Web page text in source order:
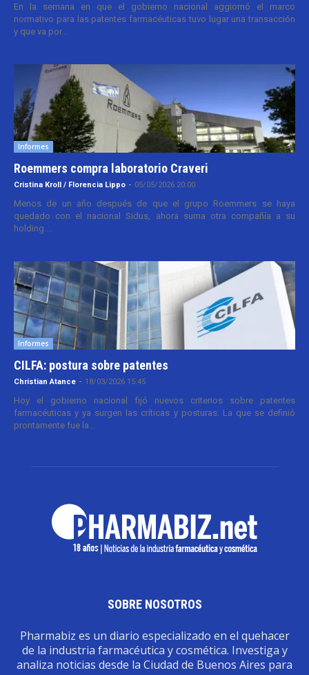
En la semana en que el gobierno nacional aggiornó el marco
normativo para las patentes farmacéuticas tuvo lugar una transacción
y que va por...
Informes
Roemmers compra laboratorio Craveri
Cristina Kroll / Florencia Lippo - 05/05/2026 20:00
Menos de un año después de que el grupo Roemmers se haya
quedado con el nacional Sidus, ahora suma otra compañía a su
holding....
Informes
CILFA: postura sobre patentes
Christian Atance - 18/03/2026 15:45
Hoy el gobierno nacional fijó nuevos criterios sobre patentes
farmacéuticas y ya surgen las críticas y posturas. La que se definió
prontamente fue la...
SOBRE NOSOTROS
Pharmabiz es un diario especializado en el quehacer
de la industria farmacéutica y cosmética. Investiga y
analiza noticias desde la Ciudad de Buenos Aires para